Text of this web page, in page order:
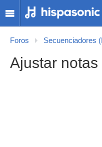
Foros Secuenciadores
Ajustar